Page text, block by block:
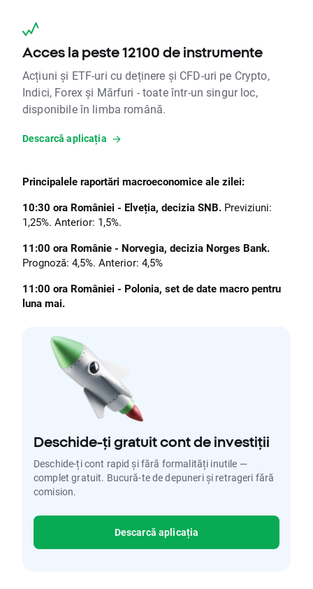
Acces la peste 12100 de instrumente
Acțiuni și ETF-uri cu deținere și CFD-uri pe Crypto,
Indici, Forex și Mărfuri - toate într-un singur loc,
disponibile în limba română.
Descarcă aplicația
Principalele raportări macroeconomice ale zilei:
10:30 ora României - Elveția, decizia SNB. Previziuni:
1,25%. Anterior: 1,5%.
11:00 ora Românie - Norvegia, decizia Norges Bank.
Prognoză: 4,5%. Anterior: 4,5%
11:00 ora României - Polonia, set de date macro pentru
luna mai.
Deschide-ți gratuit cont de investiții
Deschide-ți cont rapid și fără formalități inutile —
complet gratuit. Bucură-te de depuneri și retrageri fără
comision.
Descarcă aplicația